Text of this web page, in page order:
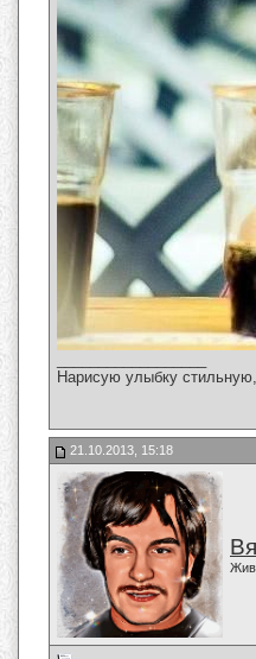
Нарисую улыбку
21.10.2013, 15:18